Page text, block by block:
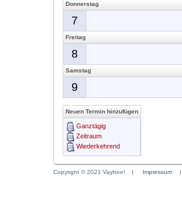
Donnerstag
7
Freitag
8
Samstag
9
Neuen Termin hinzufügen
Ganztägig
Zeitraum
Wiederkehrend
Copyright © 2021 Vaybee! | Impressum |